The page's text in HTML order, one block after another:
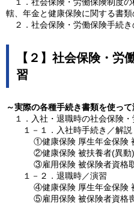
轄、年金と健康保険に関する書類
２．社会保険・労働保険手続
【２】社会保険・労
習
～実際の各種手続き書類を使っ
１．入社・退職時の社会保険・
１－１．入社時手続き／解説
①健康保険 厚生年金保険 被
②健康保険 被扶養者(異動)届
③雇用保険 被保険者資格
１－２．退職時／演習
④健康保険 厚生年金保険 被
⑤雇用保険 被保険者資格